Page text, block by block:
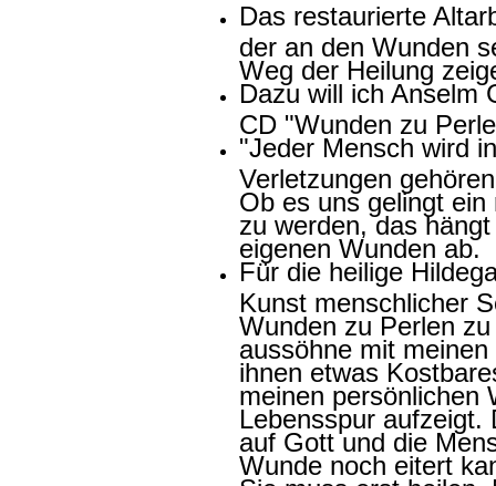
Das restaurierte
der an den Wunden
Weg der Heilung
Dazu will ich Anselm
CD "Wunden zu
"Jeder Mensch wird
Verletzungen
Ob es uns gelingt
zu werden, das
eigenen Wunden ab.
Für die heilige
Kunst menschlicher
Wunden zu Perlen
aussöhne mit
ihnen etwas
meinen persönlichen
Lebensspur aufzeigt.
auf Gott und die
Wunde noch eitert